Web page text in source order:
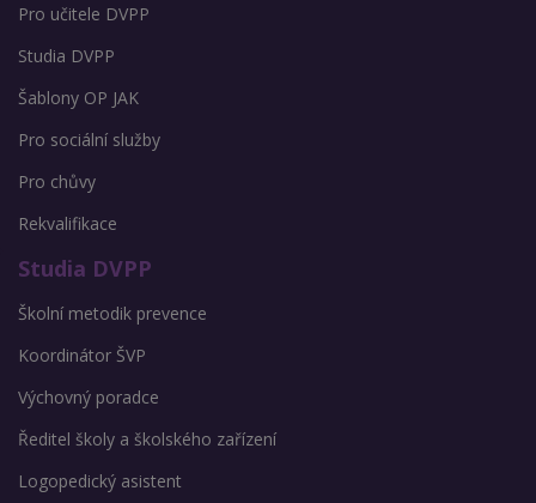
Pro učitele DVPP
Studia DVPP
Šablony OP JAK
Pro sociální služby
Pro chůvy
Rekvalifikace
Studia DVPP
Školní metodik prevence
Koordinátor ŠVP
Výchovný poradce
Ředitel školy a školského zařízení
Logopedický asistent